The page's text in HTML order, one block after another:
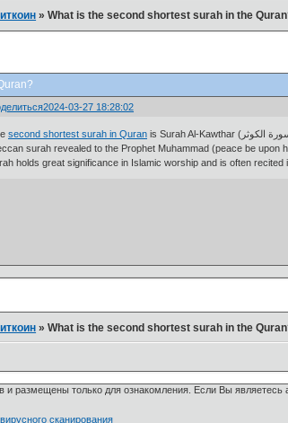
»What is the second shortest surah in the
2024-03-27 18:28:02
second shortest surah in Quran is Surah Al-Kawthar (سورة الكوثر). It is the 108th chapter of the Quran and consists of only three verses. Al-Kawthar, which translates to "The Abundance" or "The Goodness," is a
surah revealed to the Prophet Muhammad (peace be
holds great significance in Islamic worship and is often
»What is the second shortest surah in the
и размещены только для ознакомления. Если Вы